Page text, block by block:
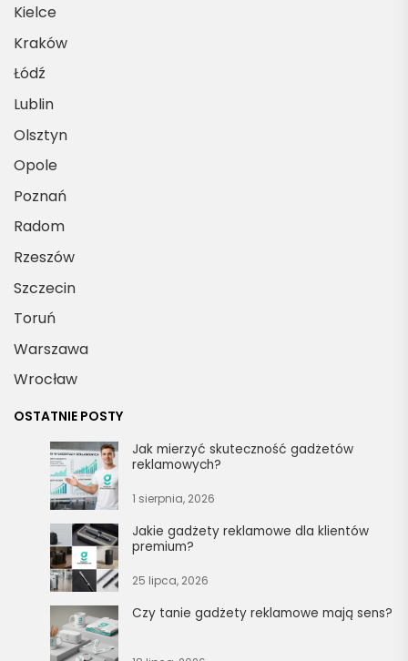
Kielce
Kraków
Łódź
Lublin
Olsztyn
Opole
Poznań
Radom
Rzeszów
Szczecin
Toruń
Warszawa
Wrocław
OSTATNIE POSTY
Jak mierzyć skuteczność gadżetów
reklamowych?
1 sierpnia, 2026
Jakie gadżety reklamowe dla klientów
premium?
25 lipca, 2026
Czy tanie gadżety reklamowe mają sens?